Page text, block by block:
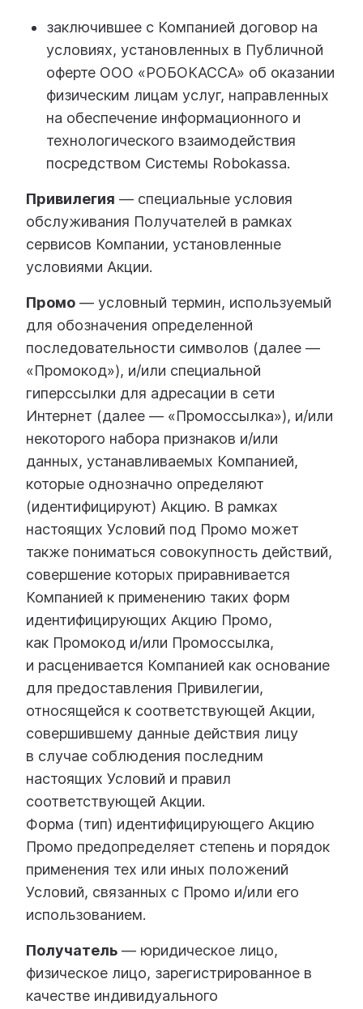
заключившее с Компанией договор на
условиях, установленных в Публичной
оферте ООО «РОБОКАССА» об оказании
физическим лицам услуг, направленных
на обеспечение информационного и
технологического взаимодействия
посредством Системы Robokassa.
Привилегия — специальные условия
обслуживания Получателей в рамках
сервисов Компании, установленные
условиями Акции.
Промо — условный термин, используемый
для обозначения определенной
последовательности символов (далее —
«Промокод»), и/или специальной
гиперссылки для адресации в сети
Интернет (далее — «Промоссылка»), и/или
некоторого набора признаков и/или
данных, устанавливаемых Компанией,
которые однозначно определяют
(идентифицируют) Акцию. В рамках
настоящих Условий под Промо может
также пониматься совокупность действий,
совершение которых приравнивается
Компанией к применению таких форм
идентифицирующих Акцию Промо,
как Промокод и/или Промоссылка,
и расценивается Компанией как основание
для предоставления Привилегии,
относящейся к соответствующей Акции,
совершившему данные действия лицу
в случае соблюдения последним
настоящих Условий и правил
соответствующей Акции.
Форма (тип) идентифицирующего Акцию
Промо предопределяет степень и порядок
применения тех или иных положений
Условий, связанных с Промо и/или его
использованием.
Получатель — юридическое лицо,
физическое лицо, зарегистрированное в
качестве индивидуального